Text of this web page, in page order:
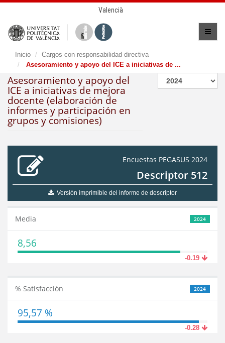
Valencià
Inicio
Cargos con responsabilidad directiva
Asesoramiento y apoyo del ICE a iniciativas de ...
Asesoramiento y apoyo del
ICE a iniciativas de mejora
docente (elaboración de
informes y participación en
grupos y comisiones)
Encuestas PEGASUS 2024
Descriptor 512
Versión imprimible del informe de descriptor
2024
Media
8,56
-0.19
2024
% Satisfacción
95,57 %
-0.28